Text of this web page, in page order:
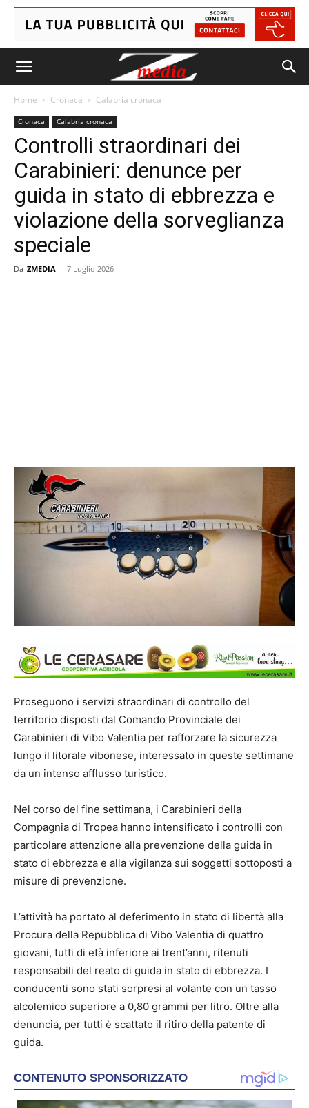
Home Cronaca Calabria cronaca
Cronaca Calabria cronaca
Controlli straordinari dei
Carabinieri: denunce per
guida in stato di ebbrezza e
violazione della sorveglianza
speciale
Da ZMEDIA - 7 Luglio 2026
Proseguono i servizi straordinari di controllo del
territorio disposti dal Comando Provinciale dei
Carabinieri di Vibo Valentia per rafforzare la sicurezza
lungo il litorale vibonese, interessato in queste settimane
da un intenso afflusso turistico.
Nel corso del fine settimana, i Carabinieri della
Compagnia di Tropea hanno intensificato i controlli con
particolare attenzione alla prevenzione della guida in
stato di ebbrezza e alla vigilanza sui soggetti sottoposti a
misure di prevenzione.
L’attività ha portato al deferimento in stato di libertà alla
Procura della Repubblica di Vibo Valentia di quattro
giovani, tutti di età inferiore ai trent’anni, ritenuti
responsabili del reato di guida in stato di ebbrezza. I
conducenti sono stati sorpresi al volante con un tasso
alcolemico superiore a 0,80 grammi per litro. Oltre alla
denuncia, per tutti è scattato il ritiro della patente di
guida.